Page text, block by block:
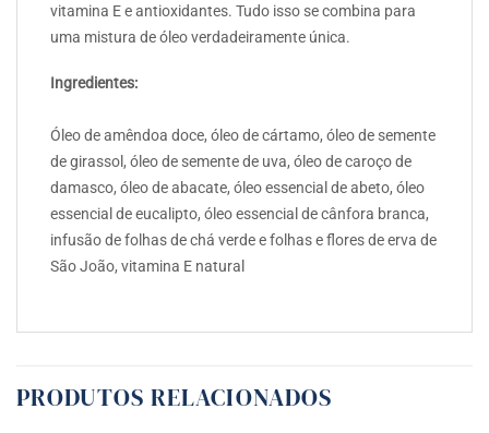
vitamina E e antioxidantes. Tudo isso se combina para
uma mistura de óleo verdadeiramente única.
Ingredientes:
Óleo de amêndoa doce, óleo de cártamo, óleo de semente
de girassol, óleo de semente de uva, óleo de caroço de
damasco, óleo de abacate, óleo essencial de abeto, óleo
essencial de eucalipto, óleo essencial de cânfora branca,
infusão de folhas de chá verde e folhas e flores de erva de
São João, vitamina E natural
PRODUTOS RELACIONADOS